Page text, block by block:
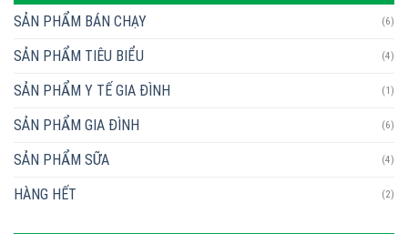
SẢN PHẨM BÁN CHẠY (6)
SẢN PHẨM TIÊU BIỂU (4)
SẢN PHẨM Y TẾ GIA ĐÌNH (1)
SẢN PHẨM GIA ĐÌNH (6)
SẢN PHẨM SỮA (4)
HÀNG HẾT (2)